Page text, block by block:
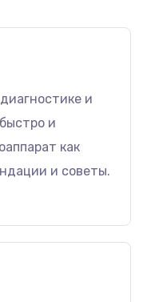
и
и
как
и советы.